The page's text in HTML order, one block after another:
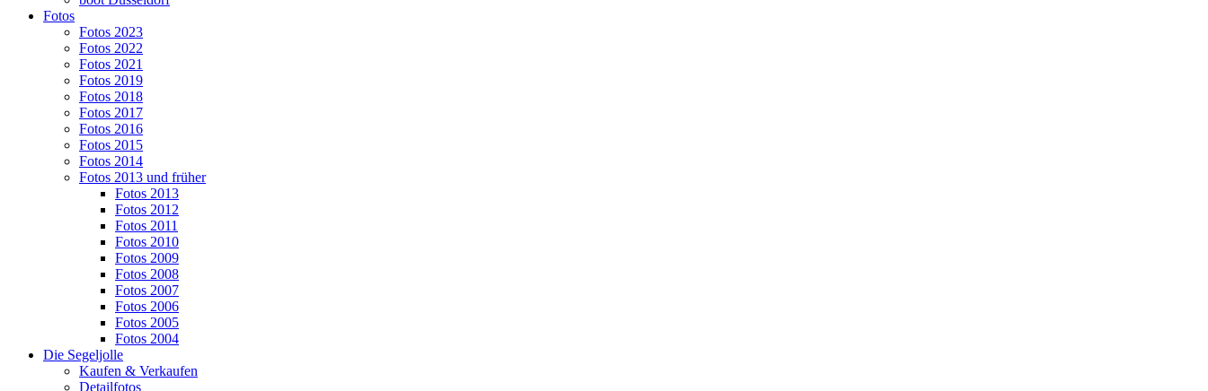
Fotos
Fotos 2023
Fotos 2022
Fotos 2021
Fotos 2019
Fotos 2018
Fotos 2017
Fotos 2016
Fotos 2015
Fotos 2014
Fotos 2013 und früher
Fotos 2013
Fotos 2012
Fotos 2011
Fotos 2010
Fotos 2009
Fotos 2008
Fotos 2007
Fotos 2006
Fotos 2005
Fotos 2004
Die Segeljolle
Kaufen & Verkaufen
Detailfotos